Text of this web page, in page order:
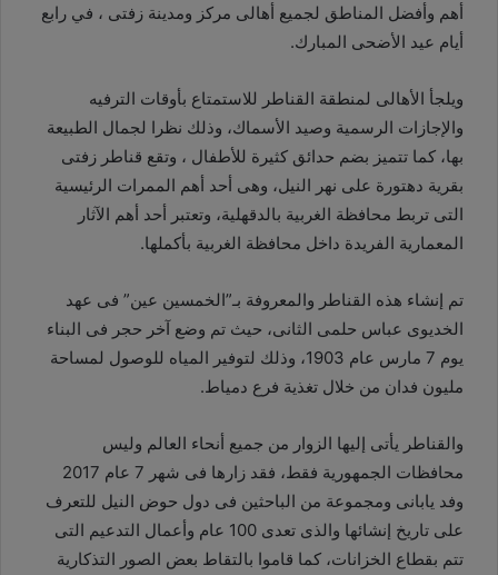
أهم وأفضل المناطق لجميع أهالى مركز ومدينة زفتى ، في رابع
أيام عيد الأضحى المبارك.
ويلجأ الأهالى لمنطقة القناطر للاستمتاع بأوقات الترفيه
والإجازات الرسمية وصيد الأسماك، وذلك نظرا لجمال الطبيعة
بها، كما تتميز بضم حدائق كثيرة للأطفال ، وتقع قناطر زفتى
بقرية دهتورة على نهر النيل، وهى أحد أهم الممرات الرئيسية
التى تربط محافظة الغربية بالدقهلية، وتعتبر أحد أهم الآثار
المعمارية الفريدة داخل محافظة الغربية بأكملها.
تم إنشاء هذه القناطر والمعروفة بـ”الخمسين عين” فى عهد
الخديوى عباس حلمى الثانى، حيث تم وضع آخر حجر فى البناء
يوم 7 مارس عام 1903، وذلك لتوفير المياه للوصول لمساحة
مليون فدان من خلال تغذية فرع دمياط.
والقناطر يأتى إليها الزوار من جميع أنحاء العالم وليس
محافظات الجمهورية فقط، فقد زارها فى شهر 7 عام 2017
وفد يابانى ومجموعة من الباحثين فى دول حوض النيل للتعرف
على تاريخ إنشائها والذى تعدى 100 عام وأعمال التدعيم التى
تتم بقطاع الخزانات، كما قاموا بالتقاط بعض الصور التذكارية